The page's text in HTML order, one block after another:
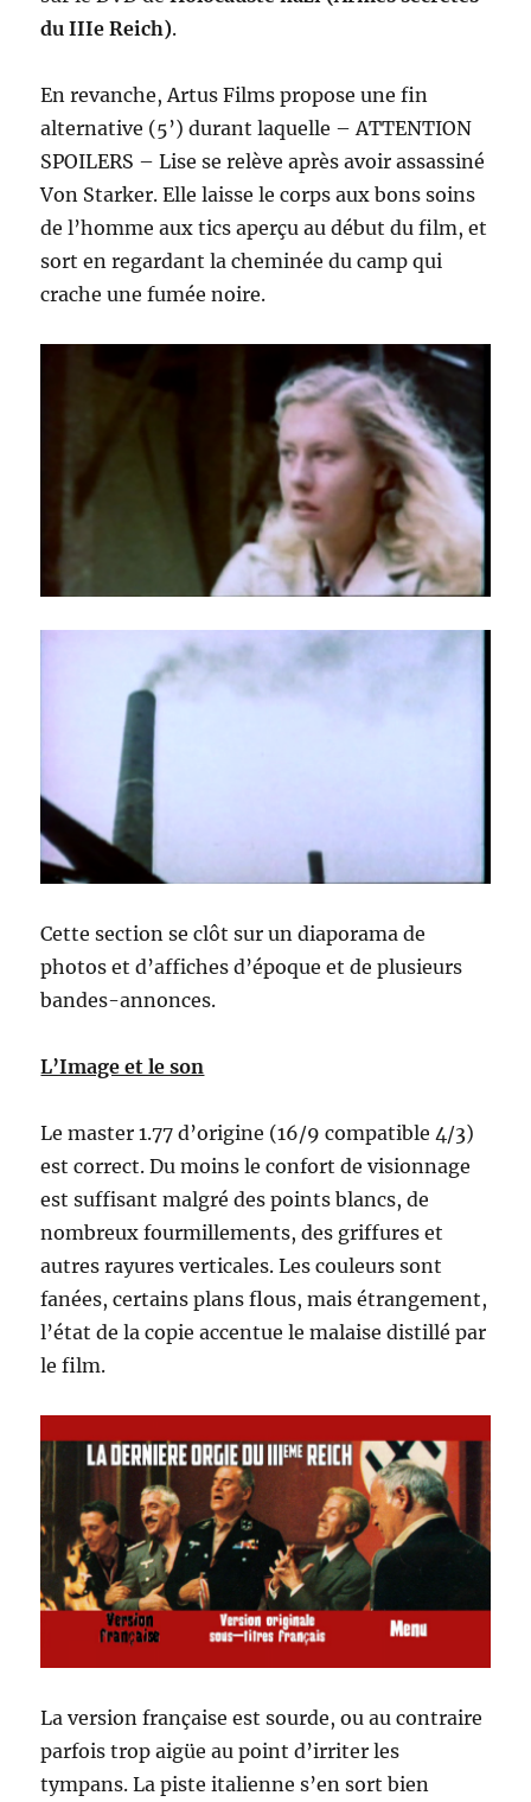
du IIIe Reich).
En revanche, Artus Films propose une fin
alternative (5’) durant laquelle – ATTENTION
SPOILERS – Lise se relève après avoir assassiné
Von Starker. Elle laisse le corps aux bons soins
de l’homme aux tics aperçu au début du film, et
sort en regardant la cheminée du camp qui
crache une fumée noire.
Cette section se clôt sur un diaporama de
photos et d’affiches d’époque et de plusieurs
bandes-annonces.
L’Image et le son
Le master 1.77 d’origine (16/9 compatible 4/3)
est correct. Du moins le confort de visionnage
est suffisant malgré des points blancs, de
nombreux fourmillements, des griffures et
autres rayures verticales. Les couleurs sont
fanées, certains plans flous, mais étrangement,
l’état de la copie accentue le malaise distillé par
le film.
La version française est sourde, ou au contraire
parfois trop aigüe au point d’irriter les
tympans. La piste italienne s’en sort bien